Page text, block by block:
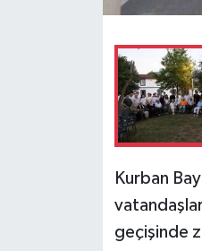
Kurban
geçişinde